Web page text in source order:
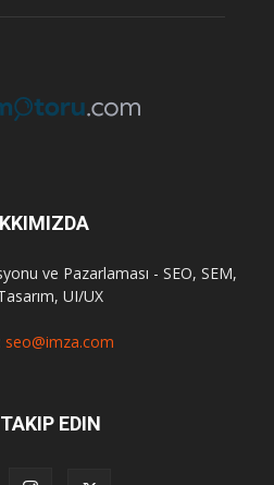
ve Pazarlaması - SEO, SEM,
UI/UX
seo@imza.com
EDIN